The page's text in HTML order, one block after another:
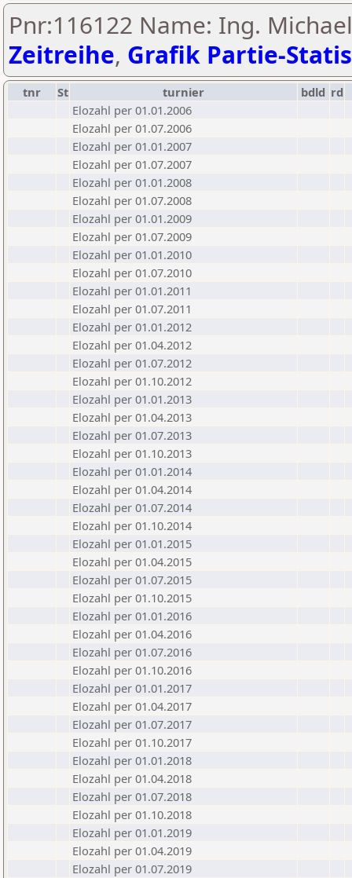
Pnr:116122 Name: Ing.
Zeitreihe, Grafik Partie-
tnr St turnier bdld rd
Elozahl per 01.01.2006
Elozahl per 01.07.2006
Elozahl per 01.01.2007
Elozahl per 01.07.2007
Elozahl per 01.01.2008
Elozahl per 01.07.2008
Elozahl per 01.01.2009
Elozahl per 01.07.2009
Elozahl per 01.01.2010
Elozahl per 01.07.2010
Elozahl per 01.01.2011
Elozahl per 01.07.2011
Elozahl per 01.01.2012
Elozahl per 01.04.2012
Elozahl per 01.07.2012
Elozahl per 01.10.2012
Elozahl per 01.01.2013
Elozahl per 01.04.2013
Elozahl per 01.07.2013
Elozahl per 01.10.2013
Elozahl per 01.01.2014
Elozahl per 01.04.2014
Elozahl per 01.07.2014
Elozahl per 01.10.2014
Elozahl per 01.01.2015
Elozahl per 01.04.2015
Elozahl per 01.07.2015
Elozahl per 01.10.2015
Elozahl per 01.01.2016
Elozahl per 01.04.2016
Elozahl per 01.07.2016
Elozahl per 01.10.2016
Elozahl per 01.01.2017
Elozahl per 01.04.2017
Elozahl per 01.07.2017
Elozahl per 01.10.2017
Elozahl per 01.01.2018
Elozahl per 01.04.2018
Elozahl per 01.07.2018
Elozahl per 01.10.2018
Elozahl per 01.01.2019
Elozahl per 01.04.2019
Elozahl per 01.07.2019